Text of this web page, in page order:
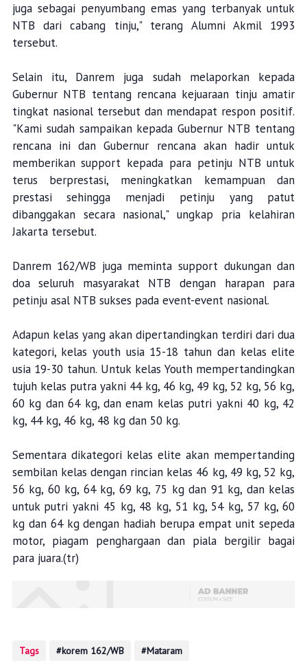
juga sebagai penyumbang emas yang terbanyak untuk
NTB dari cabang tinju," terang Alumni Akmil 1993
tersebut.
Selain itu, Danrem juga sudah melaporkan kepada
Gubernur NTB tentang rencana kejuaraan tinju amatir
tingkat nasional tersebut dan mendapat respon positif.
"Kami sudah sampaikan kepada Gubernur NTB tentang
rencana ini dan Gubernur rencana akan hadir untuk
memberikan support kepada para petinju NTB untuk
terus berprestasi, meningkatkan kemampuan dan
prestasi sehingga menjadi petinju yang patut
dibanggakan secara nasional," ungkap pria kelahiran
Jakarta tersebut.
Danrem 162/WB juga meminta support dukungan dan
doa seluruh masyarakat NTB dengan harapan para
petinju asal NTB sukses pada event-event nasional.
Adapun kelas yang akan dipertandingkan terdiri dari dua
kategori, kelas youth usia 15-18 tahun dan kelas elite
usia 19-30 tahun. Untuk kelas Youth mempertandingkan
tujuh kelas putra yakni 44 kg, 46 kg, 49 kg, 52 kg, 56 kg,
60 kg dan 64 kg, dan enam kelas putri yakni 40 kg, 42
kg, 44 kg, 46 kg, 48 kg dan 50 kg.
Sementara dikategori kelas elite akan mempertanding
sembilan kelas dengan rincian kelas 46 kg, 49 kg, 52 kg,
56 kg, 60 kg, 64 kg, 69 kg, 75 kg dan 91 kg, dan kelas
untuk putri yakni 45 kg, 48 kg, 51 kg, 54 kg, 57 kg, 60
kg dan 64 kg dengan hadiah berupa empat unit sepeda
motor, piagam penghargaan dan piala bergilir bagai
para juara.(tr)
Tags korem 162/WB Mataram